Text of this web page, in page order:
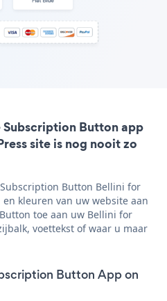
Button app
site is nog nooit zo
Button Bellini for
kleuren van uw website aan
toe aan uw Bellini for
voettekst of waar u maar
Button App on